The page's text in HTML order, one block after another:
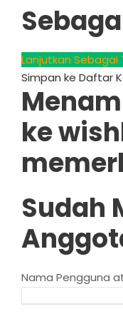
Lanjutkan Sebagai
Simpan ke Daftar
ke
Sudah
Nama Pengguna